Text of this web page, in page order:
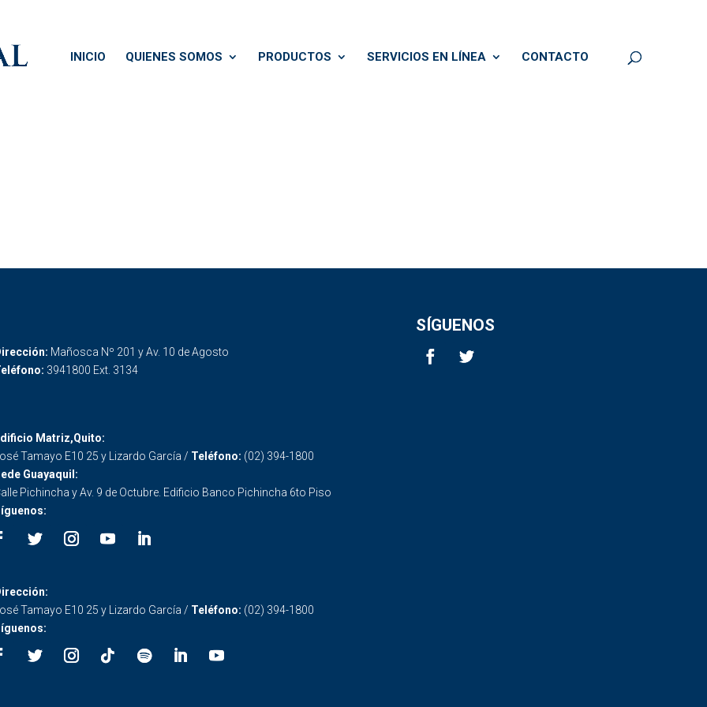
INICIO QUIENES SOMOS PRODUCTOS SERVICIOS EN LÍNEA CONTACTO
Mañosca Nº 201 y Av. 10 de Agosto
3941800 Ext. 3134
SÍGUENOS
Matriz,Quito:
Tamayo E10 25 y Lizardo García / Teléfono: (02) 394-1800
Guayaquil:
Pichincha y Av. 9 de Octubre. Edificio Banco Pichincha 6to Piso
Tamayo E10 25 y Lizardo García / Teléfono: (02) 394-1800